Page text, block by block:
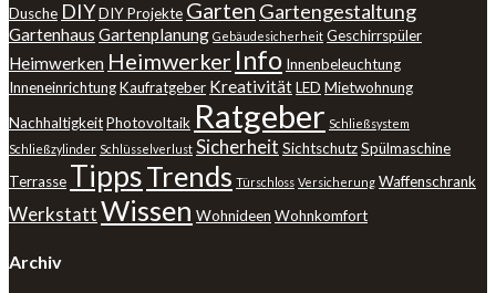
Dusche DIYDIY Projekte Garten Gartengestaltung
Gartenhaus Gartenplanung Gebäudesicherheit Geschirrspüler
Heimwerken Heimwerker Info Innenbeleuchtung
InneneinrichtungKaufratgeber KreativitätLED Mietwohnung
NachhaltigkeitPhotovoltaik Ratgeber Schließsystem
Schließzylinder Schlüsselverlust Sicherheit SichtschutzSpülmaschine
Terrasse TippsTrends Türschloss Versicherung Waffenschrank
WerkstattWissen Wohnideen Wohnkomfort
Archiv